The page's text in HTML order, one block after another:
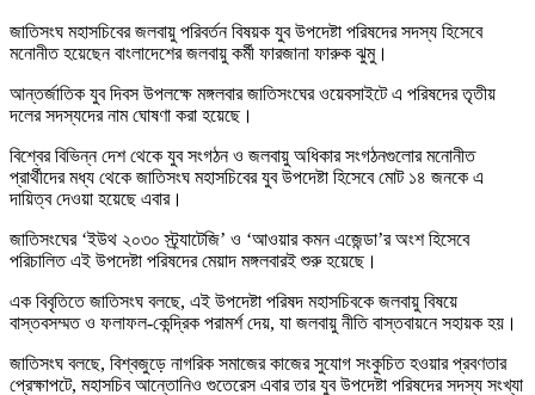
জাতিসংঘ মহাসচিবের জলবায়ু পরিবর্তন বিষয়ক যুব উপদেষ্টা পরিষদের সদস্য হিসেবে
মনোনীত হয়েছেন বাংলাদেশের জলবায়ু কর্মী ফারজানা ফারুক ঝুমু।
আন্তর্জাতিক যুব দিবস উপলক্ষে মঙ্গলবার জাতিসংঘের ওয়েবসাইটে এ পরিষদের তৃতীয়
দলের সদস্যদের নাম ঘোষণা করা হয়েছে।
বিশ্বের বিভিন্ন দেশ থেকে যুব সংগঠন ও জলবায়ু অধিকার সংগঠনগুলোর মনোনীত
প্রার্থীদের মধ্য থেকে জাতিসংঘ মহাসচিবের যুব উপদেষ্টা হিসেবে মোট ১৪ জনকে এ
দায়িত্ব দেওয়া হয়েছে এবার।
জাতিসংঘের ‘ইউথ ২০৩০ স্ট্র্যাটেজি’ ও ‘আওয়ার কমন এজেন্ডা’র অংশ হিসেবে
পরিচালিত এই উপদেষ্টা পরিষদের মেয়াদ মঙ্গলবারই শুরু হয়েছে।
এক বিবৃতিতে জাতিসংঘ বলছে, এই উপদেষ্টা পরিষদ মহাসচিবকে জলবায়ু বিষয়ে
বাস্তবসম্মত ও ফলাফল-কেন্দ্রিক পরামর্শ দেয়, যা জলবায়ু নীতি বাস্তবায়নে সহায়ক হয়।
জাতিসংঘ বলছে, বিশ্বজুড়ে নাগরিক সমাজের কাজের সুযোগ সংকুচিত হওয়ার প্রবণতার
প্রেক্ষাপটে, মহাসচিব আন্তোনিও গুতেরেস এবার তার যুব উপদেষ্টা পরিষদের সদস্য সংখ্যা